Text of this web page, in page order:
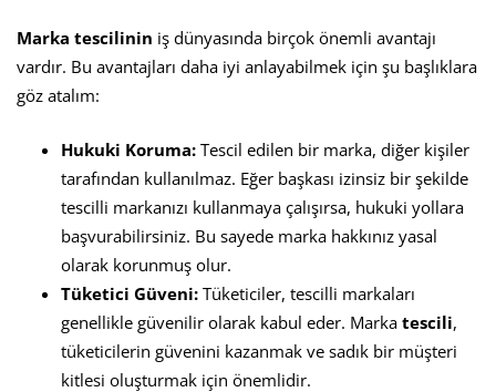
Marka tescilinin iş dünyasında birçok önemli avantajı
vardır. Bu avantajları daha iyi anlayabilmek için şu başlıklara
göz atalım:
Hukuki Koruma: Tescil edilen bir marka, diğer kişiler
tarafından kullanılmaz. Eğer başkası izinsiz bir şekilde
tescilli markanızı kullanmaya çalışırsa, hukuki yollara
başvurabilirsiniz. Bu sayede marka hakkınız yasal
olarak korunmuş olur.
Tüketici Güveni: Tüketiciler, tescilli markaları
genellikle güvenilir olarak kabul eder. Marka tescili,
tüketicilerin güvenini kazanmak ve sadık bir müşteri
kitlesi oluşturmak için önemlidir.